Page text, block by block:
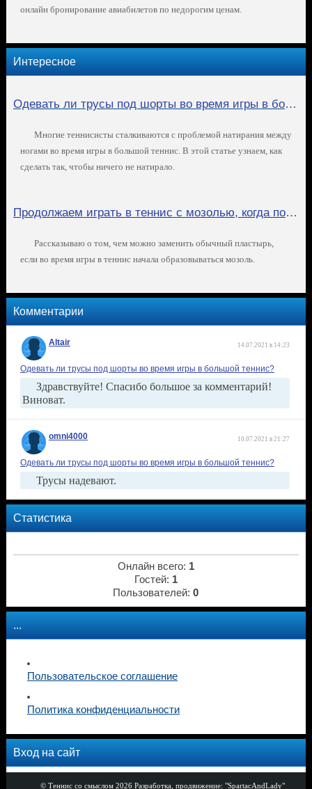
онлайн бронирование авиабилетов по недорогим ценам.
Интересное
Одевать ли трусы под шорты во время игры в большой теннис?
Многие теннисисты сталкиваются с проблемой натирания между
ногами во время игры в большой теннис. В этой статье узнаем, как
сделать так, чтобы ничего не натирало.
Продолжаем играть в теннис с мозолью, когда под рукой нет пластыря
Рассказываю о том, чем можно заменить обычный пластырь,
если во время игры в теннис начала образовываться мозоль.
Комментарии
Altair 14.07.2021 в 14:23
Одевать ли трусы под шорты во время игры в большой теннис?
Здравствуйте! Спасибо большое за комментарий!
Виноват.
omni4000 10.07.2021 в 21:27
Одевать ли трусы под шорты во время игры в большой теннис?
Трусы надевают.
Статистика
Онлайн всего: 1
Гостей: 1
Пользователей:0
...
Пользовательское соглашение
Политика конфиденциальности
Вход на сайт
© Теннис со смыслом 2026Разработка, продвижение: "SpartacAndLady"